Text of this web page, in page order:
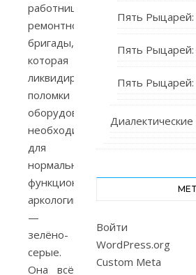
работницы
ремонтной
бригады,
которая
ликвидирует
поломки
оборудования,
необходимого
для
нормального
функционирования
аркологии
—
зелёно-
серые.
Она всё
Пять Рыцарей:
Пять Рыцарей:
Пять
Войти
WordPress.org
Custom Meta